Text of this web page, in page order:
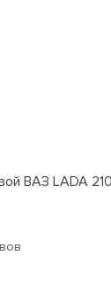
ВАЗ LADA